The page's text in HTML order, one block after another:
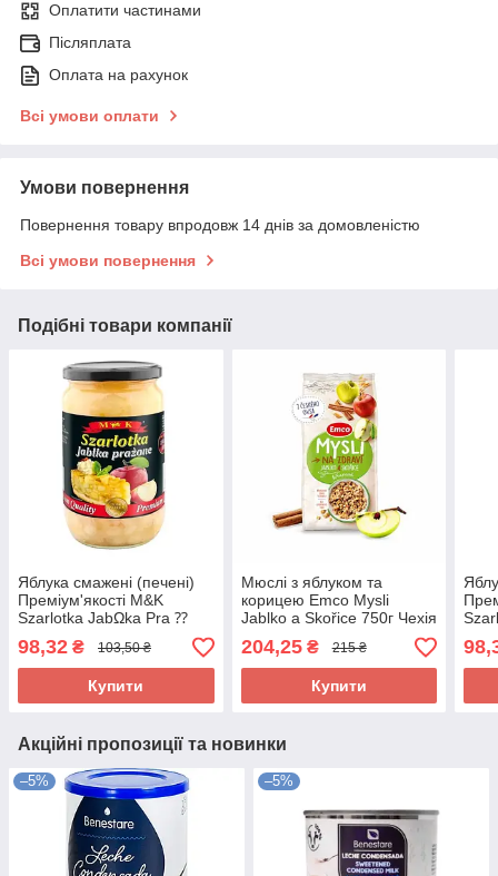
Оплатити частинами
Післяплата
Оплата на рахунок
Всі умови оплати
Умови повернення
Повернення товару впродовж 14 днів за домовленістю
Всі умови повернення
Подібні товари компанії
Яблука смажені (печені)
Преміум'якості M&K
Szarlotka JabΩka Pra ⁇
98,32 ₴ 103,50 ₴
Купити
Мюслі з яблуком та
корицею Emco Mysli
Jablko a Skořice 750г Чехія
204,25₴ 215 ₴
Купити
Акційні пропозиції та новинки
–5% –5%